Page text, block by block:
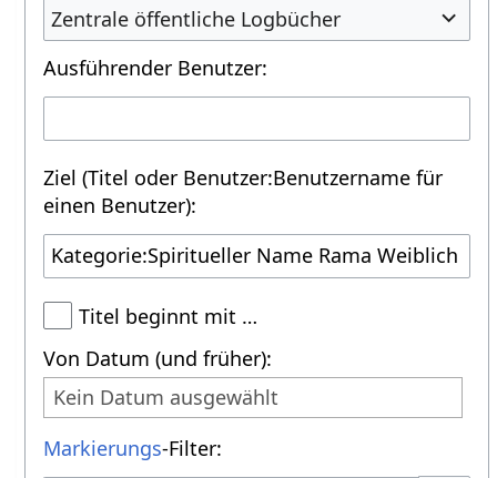
Zentrale öffentliche Logbücher
Ausführender Benutzer:
Ziel (Titel oder Benutzer:Benutzername für
einen Benutzer):
Titel beginnt mit …
Von Datum (und früher):
Kein Datum ausgewählt
Markierungs-Filter: